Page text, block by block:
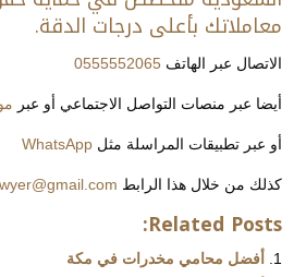
معاملاتك بأعلى درجات الدقة.
الاتصال عبر الهاتف 0555552065
أيضا عبر منصات التواصل الاجتماعي أو عبر
أو عبر تطبيقات المراسلة مثل WhatsApp
كذلك من خلال هذا الرابط
Related Posts:
أفضل محامي مخدرات في مكة